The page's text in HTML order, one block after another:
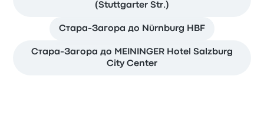
(Stuttgarter Str.)
Стара-Загора до Nürnburg HBF
Стара-Загора до MEININGER Hotel Salzburg
City Center